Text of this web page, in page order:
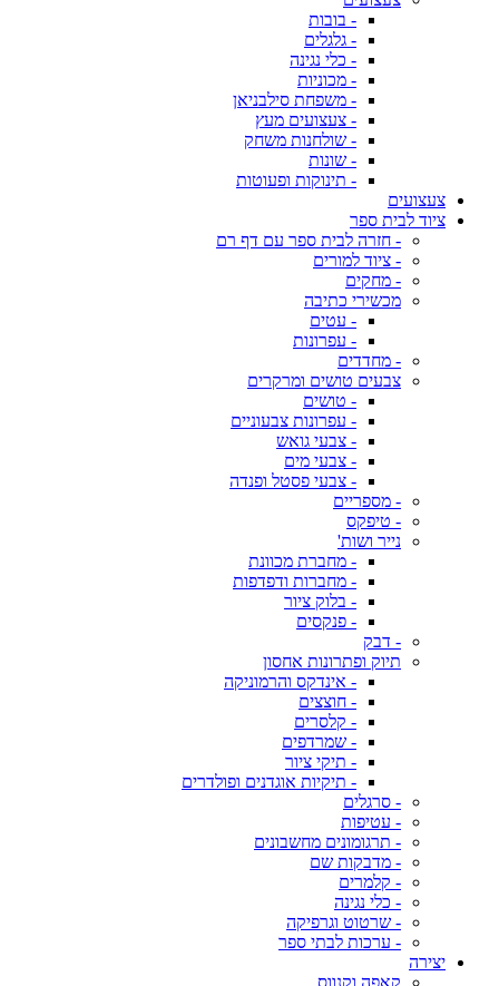
- בובות
- גלגלים
- כלי נגינה
- מכוניות
- משפחת סילבניאן
- צעצועים מעץ
- שולחנות משחק
- שונות
- תינוקות ופעוטות
צעצועים
ציוד לבית ספר
- חזרה לבית ספר עם דף רם
- ציוד למורים
- מחקים
מכשירי כתיבה
- עטים
- עפרונות
- מחדדים
צבעים טושים ומרקרים
- טושים
- עפרונות צבעוניים
- צבעי גואש
- צבעי מים
- צבעי פסטל ופנדה
- מספריים
- טיפקס
נייר ושות'
- מחברת מכוונת
- מחברות ודפדפות
- בלוק ציור
- פנקסים
- דבק
תיוק ופתרונות אחסון
- אינדקס והרמוניקה
- חוצצים
- קלסרים
- שמרדפים
- תיקי ציור
- תיקיות אוגדנים ופולדרים
- סרגלים
- עטיפות
- תרגומונים מחשבונים
- מדבקות שם
- קלמרים
- כלי נגינה
- שרטוט וגרפיקה
- ערכות לבתי ספר
יצירה
קאפה וקנווס